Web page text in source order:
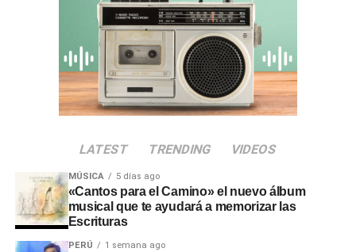
Irregularidades en la
Municipalidad Distrital de San
Antonio
Informe de Visita de Control N° 017-2026-OCI/0446-
no aprobó el presupuesto para las
intervenciones en los sectores de Chamos del Pino y La
Rinconada, a pesar de disponer de recursos económicos
institucionales.
Adicionalmente, en el sector
LATEST TRENDING VIDEOS
MÚSICA 5 días ago
«Cantos para el Camino» el nuevo álbum
musical que te ayudará a memorizar las
Escrituras
PERÚ 1 semana ago